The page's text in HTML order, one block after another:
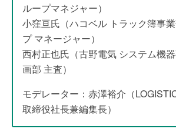
ループマネジャー）
小窪亘氏（ハコベル トラック簿事
プ マネージャー）
西村正也氏（古野電気 システム機
画部 主査）
モデレーター：赤澤裕介（
取締役社長兼編集長）